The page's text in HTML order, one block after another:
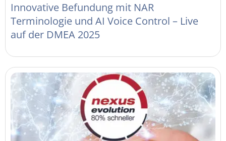
Innovative Befundung mit NAR
Terminologie und AI Voice Control – Live
auf der DMEA 2025